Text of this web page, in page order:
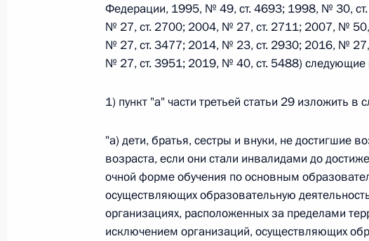
Федеральный закон от 26.07.2026 г. №
О внесении изменения в статью 2 Федерального
и добровольчестве (волонтерстве)»
Федеральный закон от 26.07.2026 г. №
О внесении изменений в Уголовный кодекс
процессуального кодекса Российской Федерации
26 июля 2026 года
Федерации, 1995, № 49, ст. 4693; 1998, № 30,
№ 27, ст. 2700; 2004, № 27, ст. 2711; 2007, №
№ 27, ст. 3477; 2014, № 23, ст. 2930; 2016, №
№ 27, ст. 3951; 2019, № 40, ст. 5488) следующие
1) пункт "а" части третьей статьи 29 изложить
"а) дети, братья, сестры и внуки, не достигшие
возраста, если они стали инвалидами до
очной форме обучения по основным
осуществляющих образовательную
организациях, расположенных за пределами
исключением организаций, осуществляющих